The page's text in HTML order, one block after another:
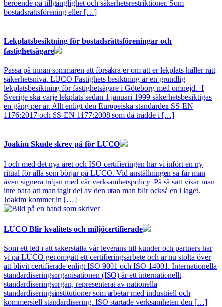
beroende på tillgänglighet och säkerhetsrestriktioner. Som
bostadsrättsförening eller […]
Lekplatsbesiktning för bostadsrättsföreningar och
fastighetsägare
Passa på innan sommaren att försäkra er om att er lekplats håller rätt
säkerhetsnivå. LUCO Fastighets besiktning är en grundlig
lekplatsbesiktning för fastighetsägare i Göteborg med omnejd. I
Sverige ska varje lekplats sedan 1 januari 1999 säkerhetsbesiktigas
en gång per år. Allt enligt den Europeiska standarden SS-EN
1176:2017 och SS-EN 1177:2008 som då trädde i […]
Joakim Skude skrev på för LUCO
I och med det nya året och ISO certifieringen har vi infört en ny
ritual för alla som börjar på LUCO. Vid anställningen så får man
även signera tröjan med vår verksamhetspolicy. På så sätt visar man
inte bara att man tagit del av den utan man blir också en i laget.
Joakim kommer in […]
LUCO Blir kvalitets och miljöcertifierade
Som ett led i att säkerställa vår leverans till kunder och partners har
vi på LUCO genomgått ett certifieringsarbete och är nu stolta över
att blivit certifierade enligt ISO 9001 och ISO 14001. Internationella
standardiseringsorganisationen (ISO) är ett internationellt
standardiseringsorgan, representerat av nationella
standardiseringsinstitutioner som arbetar med industriell och
kommersiell standardisering. ISO startade verksamheten den […]